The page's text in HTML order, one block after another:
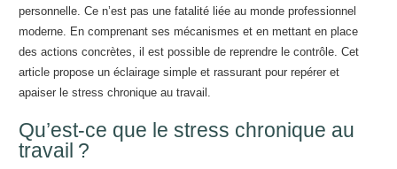
personnelle. Ce n’est pas une fatalité liée au monde professionnel
moderne. En comprenant ses mécanismes et en mettant en place
des actions concrètes, il est possible de reprendre le contrôle. Cet
article propose un éclairage simple et rassurant pour repérer et
apaiser le stress chronique au travail.
Qu’est-ce que le stress chronique au
travail ?